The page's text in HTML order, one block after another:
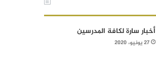
أخبار سارة لكافة المدرسين
27 يونيو، 2020